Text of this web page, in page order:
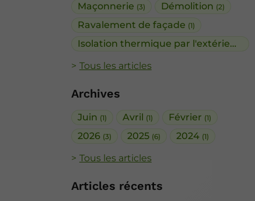
Maçonnerie (3) Démolition (2)
Ravalement de façade (1)
Isolation thermique par l'extérieur
Tous les articles
Archives
Juin (1) Avril (1) Février (1)
2026 (3) 2025 (6) 2024 (1)
Tous les articles
Articles récents